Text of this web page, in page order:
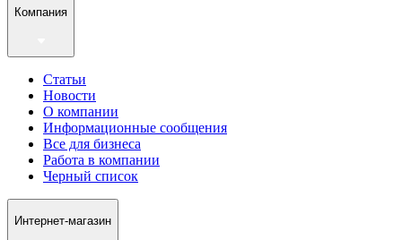
Компания
Статьи
Новости
О компании
Информационные сообщения
Все для бизнеса
Работа в компании
Черный список
Интернет-магазин